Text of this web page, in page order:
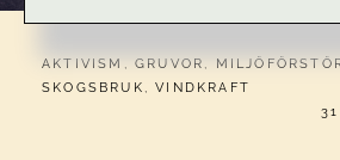
CATEGORIES:
AKTIVISM ,GRUVOR ,
SKOGSBRUK ,VINDKRAFT